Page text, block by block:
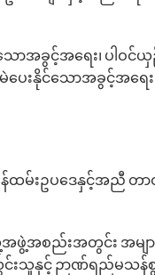
ခွင့်အ‌ရေး၊ ပါဝင်ယှဉ်
နိုင်သောအခွင့်အရေး၊
မ်းဥပ‌ဒေနှင့်အညီ တာ
အဖွဲ့အစည်းအတွင်း အမျ
းသူနှင့် ဉာဏ်ရည်မသန်စွ